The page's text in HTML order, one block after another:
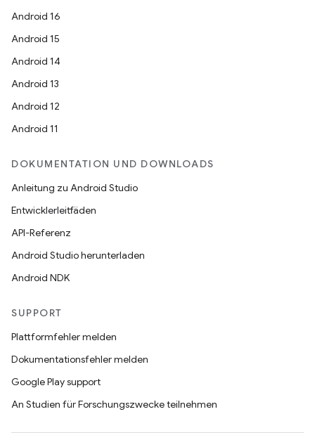
Android 16
Android 15
Android 14
Android 13
Android 12
Android 11
DOKUMENTATION UND DOWNLOADS
Anleitung zu Android Studio
Entwicklerleitfäden
API-Referenz
Android Studio herunterladen
Android NDK
SUPPORT
Plattformfehler melden
Dokumentationsfehler melden
Google Play support
An Studien für Forschungszwecke teilnehmen